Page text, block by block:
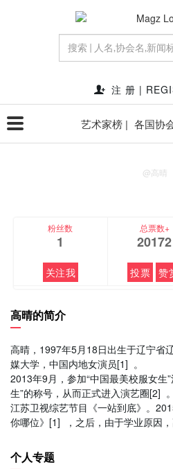
注 册 |
艺术家榜 | 各国协
FEATURED
@高晴
粉丝数
1
关注我
总票数+
20172
投票 赞
高晴的简介
高晴，1997年5月18日出生于辽宁省
媒大学，中国内地女演员[1] 。
2013年9月，参加“中国最美校服女生
生”的称号，从而正式进入演艺圈[2]
江苏卫视综艺节目《一站到底》。
你哪位》[1] ，之后，由于学业原因，
个人专题